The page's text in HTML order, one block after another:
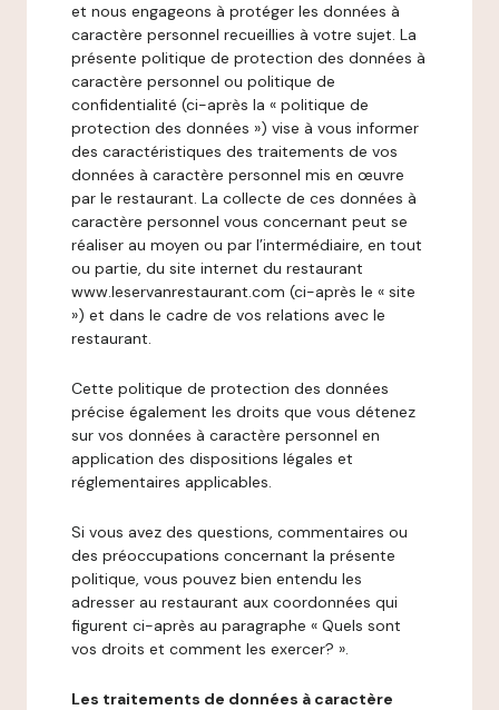
et nous engageons à protéger les données à
caractère personnel recueillies à votre sujet. La
présente politique de protection des données à
caractère personnel ou politique de
confidentialité (ci-après la « politique de
protection des données ») vise à vous informer
des caractéristiques des traitements de vos
données à caractère personnel mis en œuvre
par le restaurant. La collecte de ces données à
caractère personnel vous concernant peut se
réaliser au moyen ou par l’intermédiaire, en tout
ou partie, du site internet du restaurant
www.leservanrestaurant.com (ci-après le « site
») et dans le cadre de vos relations avec le
restaurant.
Cette politique de protection des données
précise également les droits que vous détenez
sur vos données à caractère personnel en
application des dispositions légales et
réglementaires applicables.
Si vous avez des questions, commentaires ou
des préoccupations concernant la présente
politique, vous pouvez bien entendu les
adresser au restaurant aux coordonnées qui
figurent ci-après au paragraphe « Quels sont
vos droits et comment les exercer? ».
Les traitements de données à caractère